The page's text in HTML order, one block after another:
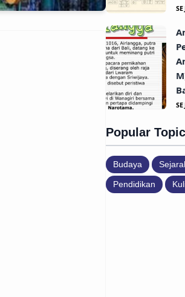
Popular Topic
Budaya
Pendidikan